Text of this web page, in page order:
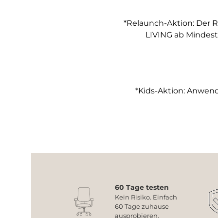
*Relaunch-Aktion: Der
LIVING ab
*Kids-Aktion:
60 Tage testen
Kein Risiko. Einfach
60 Tage zuhause
ausprobieren.